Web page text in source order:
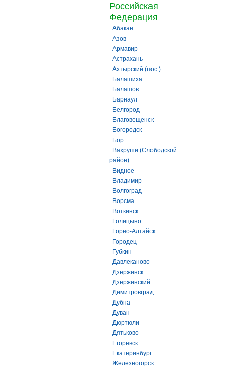
Российская
Федерация
Абакан
Азов
Армавир
Астрахань
Ахтырский (пос.)
Балашиха
Балашов
Барнаул
Белгород
Благовещенск
Богородск
Бор
Вахруши (Слободской
район)
Видное
Владимир
Волгоград
Ворсма
Воткинск
Голицыно
Горно-Алтайск
Городец
Губкин
Давлеканово
Дзержинск
Дзержинский
Димитровград
Дубна
Дуван
Дюртюли
Дятьково
Егоревск
Екатеринбург
Железногорск